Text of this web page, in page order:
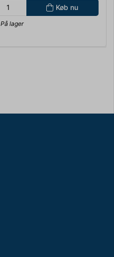
Køb nu
På lager